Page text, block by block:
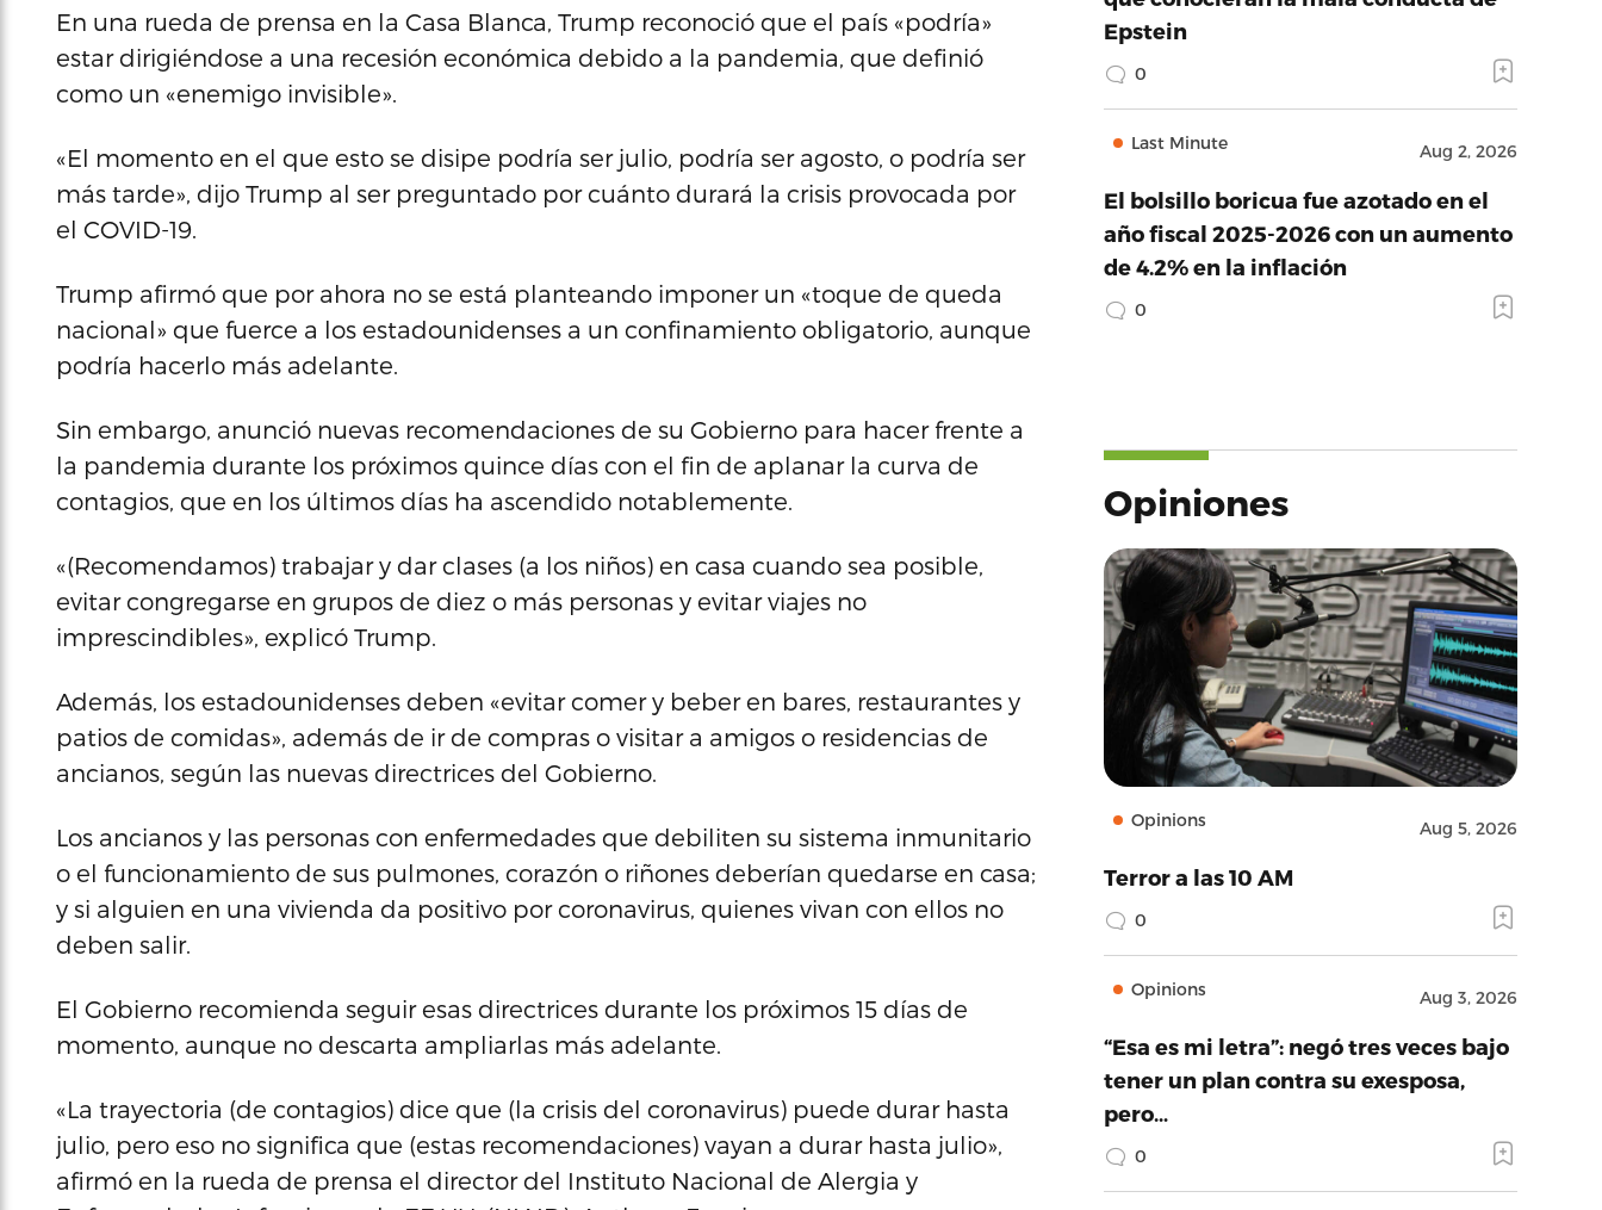
En una rueda de prensa en la Casa Blanca, Trump reconoció que el país «podría»
estar dirigiéndose a una recesión económica debido a la pandemia, que definió
como un «enemigo invisible».
«El momento en el que esto se disipe podría ser julio, podría ser agosto, o podría ser
más tarde», dijo Trump al ser preguntado por cuánto durará la crisis provocada por
el COVID-19.
Trump afirmó que por ahora no se está planteando imponer un «toque de queda
nacional» que fuerce a los estadounidenses a un confinamiento obligatorio, aunque
podría hacerlo más adelante.
Sin embargo, anunció nuevas recomendaciones de su Gobierno para hacer frente a
la pandemia durante los próximos quince días con el fin de aplanar la curva de
contagios, que en los últimos días ha ascendido notablemente.
«(Recomendamos) trabajar y dar clases (a los niños) en casa cuando sea posible,
evitar congregarse en grupos de diez o más personas y evitar viajes no
imprescindibles», explicó Trump.
Además, los estadounidenses deben «evitar comer y beber en bares, restaurantes y
patios de comidas», además de ir de compras o visitar a amigos o residencias de
ancianos, según las nuevas directrices del Gobierno.
Los ancianos y las personas con enfermedades que debiliten su sistema inmunitario
o el funcionamiento de sus pulmones, corazón o riñones deberían quedarse en casa;
y si alguien en una vivienda da positivo por coronavirus, quienes vivan con ellos no
deben salir.
El Gobierno recomienda seguir esas directrices durante los próximos 15 días de
momento, aunque no descarta ampliarlas más adelante.
«La trayectoria (de contagios) dice que (la crisis del coronavirus) puede durar hasta
julio, pero eso no significa que (estas recomendaciones) vayan a durar hasta julio»,
afirmó en la rueda de prensa el director del Instituto Nacional de Alergia y
Epstein
0
Last Minute Aug 2, 2026
El bolsillo boricua fue azotado en el
año fiscal 2025-2026 con un aumento
de 4.2% en la inflación
0
Opiniones
Opinions Aug 5, 2026
Terror a las 10 AM
0
Opinions Aug 3, 2026
“Esa es mi letra”: negó tres veces bajo
tener un plan contra su exesposa,
pero…
0